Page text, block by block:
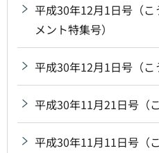
平成30年12月1日号（
メント特集号）
平成30年12月1日号（こ
平成30年11月21日号（
平成30年11月11日号（